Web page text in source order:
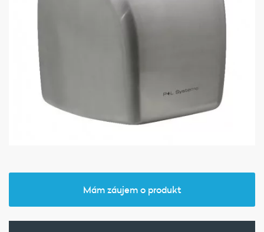
Mám záujem o produkt